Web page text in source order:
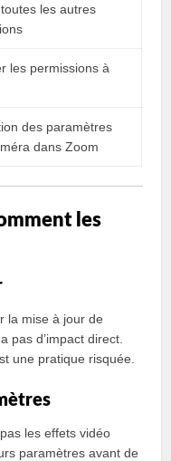
les autres
les permissions à
des paramètres
dans Zoom
les
la mise à jour de
pas d’impact direct.
une pratique risquée.
les effets vidéo
paramètres avant de